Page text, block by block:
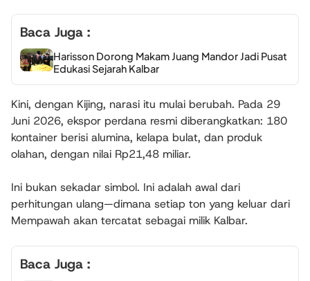
Baca Juga :
Harisson Dorong Makam Juang Mandor Jadi Pusat
Edukasi Sejarah Kalbar
Kini, dengan Kijing, narasi itu mulai berubah. Pada 29
Juni 2026, ekspor perdana resmi diberangkatkan: 180
kontainer berisi alumina, kelapa bulat, dan produk
olahan, dengan nilai Rp21,48 miliar.
Ini bukan sekadar simbol. Ini adalah awal dari
perhitungan ulang—dimana setiap ton yang keluar dari
Mempawah akan tercatat sebagai milik Kalbar.
Baca Juga :